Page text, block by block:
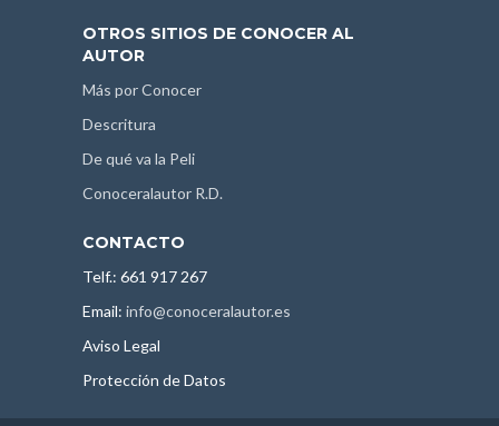
OTROS SITIOS DE CONOCER AL
AUTOR
Más por Conocer
Descritura
De qué va la Peli
Conoceralautor R.D.
CONTACTO
Telf.: 661 917 267
Email: info@conoceralautor.es
Aviso Legal
Protección de Datos